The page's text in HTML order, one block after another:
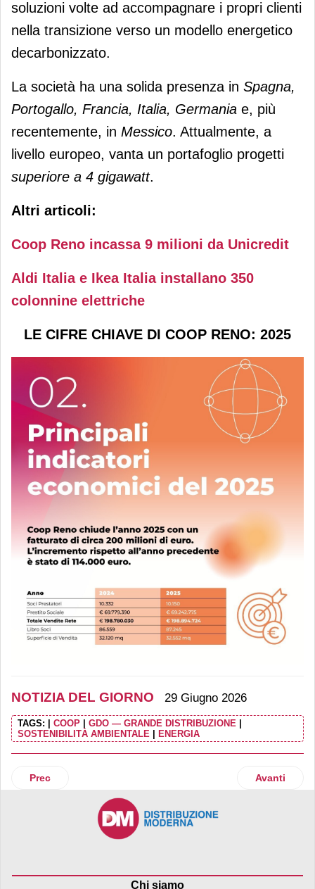
soluzioni volte ad accompagnare i propri clienti
nella transizione verso un modello energetico
decarbonizzato.
La società ha una solida presenza in Spagna,
Portogallo, Francia, Italia, Germania e, più
recentemente, in Messico. Attualmente, a
livello europeo, vanta un portafoglio progetti
superiore a 4 gigawatt.
Altri articoli:
Coop Reno incassa 9 milioni da Unicredit
Aldi Italia e Ikea Italia installano 350
colonnine elettriche
LE CIFRE CHIAVE DI COOP RENO: 2025
NOTIZIA DEL GIORNO 29 Giugno 2026
TAGS: COOP GDO — GRANDE DISTRIBUZIONE
SOSTENIBILITÀ AMBIENTALE
ENERGIA
Articolo precedente: Supernova fa poker in Italia con i
Prec Articolo
Avanti
Chi siamo